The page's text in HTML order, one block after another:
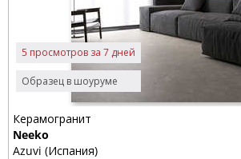
Образец в шоуруме
5 просмотров за 7 дней
Керамогранит
Neeko
Azuvi (Испания)